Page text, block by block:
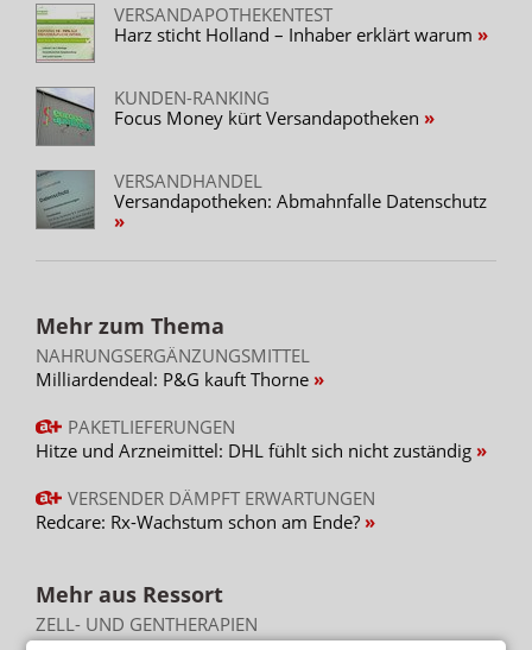
VERSANDAPOTHEKENTEST
Harz sticht Holland – Inhaber erklärt warum
KUNDEN-RANKING
Focus Money kürt Versandapotheken
VERSANDHANDEL
Versandapotheken: Abmahnfalle Datenschutz
Mehr zum Thema
NAHRUNGSERGÄNZUNGSMITTEL
Milliardendeal: P&G kauft Thorne
PAKETLIEFERUNGEN
Hitze und Arzneimittel: DHL fühlt sich nicht zuständig
VERSENDER DÄMPFT ERWARTUNGEN
Redcare: Rx-Wachstum schon am Ende?
Mehr aus Ressort
ZELL- UND GENTHERAPIEN